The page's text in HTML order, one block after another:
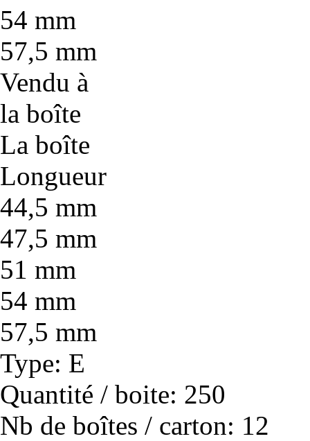
54 mm
57,5 mm
Vendu à
la boîte
La boîte
Longueur
44,5 mm
47,5 mm
51 mm
54 mm
57,5 mm
Type: E
Quantité / boite: 250
Nb de boîtes / carton: 12